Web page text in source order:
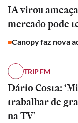
IA virou
mercado pode
Canopy faz nova
TRIP FM
Dário Costa:
trabalhar de
na TV’